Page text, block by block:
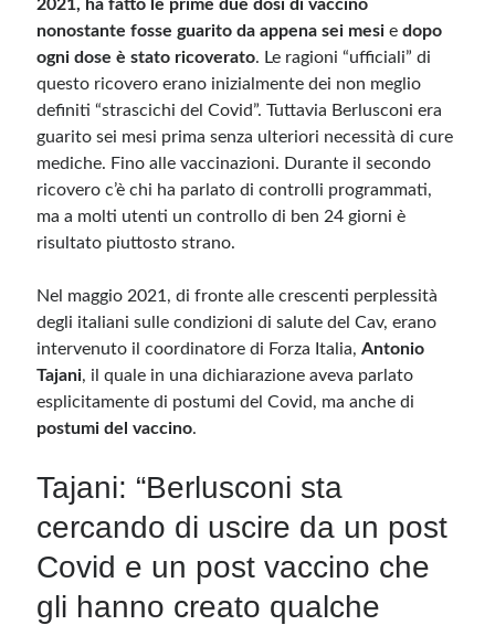
2021, ha fatto le prime due dosi di vaccino
nonostante fosse guarito da appena sei mesi edopo
ogni dose è stato ricoverato. Le ragioni “ufficiali” di
questo ricovero erano inizialmente dei non meglio
definiti “strascichi del Covid”. Tuttavia Berlusconi era
guarito sei mesi prima senza ulteriori necessità di cure
mediche. Fino alle vaccinazioni. Durante il secondo
ricovero c’è chi ha parlato di controlli programmati,
ma a molti utenti un controllo di ben 24 giorni è
risultato piuttosto strano.
Nel maggio 2021, di fronte alle crescenti perplessità
degli italiani sulle condizioni di salute del Cav, erano
intervenuto il coordinatore di Forza Italia,Antonio
Tajani, il quale in una dichiarazione aveva parlato
esplicitamente di postumi del Covid, ma anche di
postumi del vaccino.
Tajani: “Berlusconi sta
cercando di uscire da un post
Covid e un post vaccino che
gli hanno creato qualche